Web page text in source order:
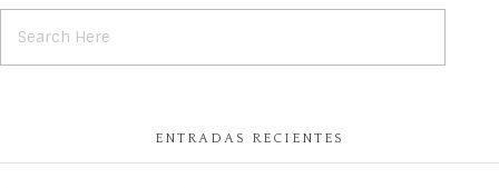
ENTRADAS RECIENTES